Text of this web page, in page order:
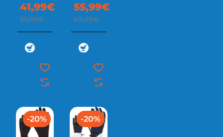
41,99€
55,99€
55,99€
69,99€
-20% -20%